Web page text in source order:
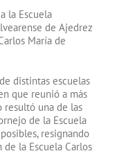
la Escuela
de Ajedrez
María de
distintas escuelas
que reunió a más
resultó una de las
de la Escuela
resignando
la Escuela Carlos